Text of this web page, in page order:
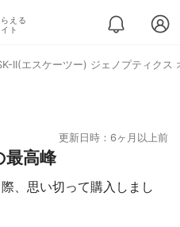
える
ト
II(エスケーツー) ジェノプティクス
更新日時：6ヶ月以上前
最高峰
、思い切って購入しまし